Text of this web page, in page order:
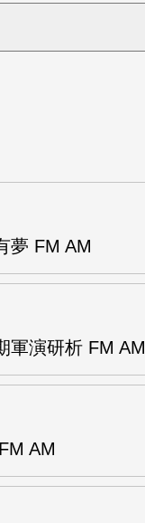
夢 FM AM
軍演研析 FM AM
AM